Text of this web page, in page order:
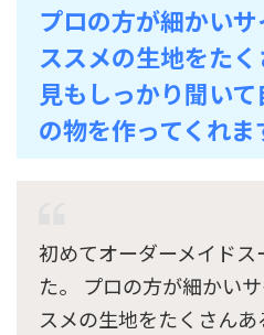
プロの方が細かい
ススメの生地をた
見もしっかり聞い
の物を作ってくれま
初めてオーダーメイド
た。 プロの方が細かい
スメの生地をたくさん